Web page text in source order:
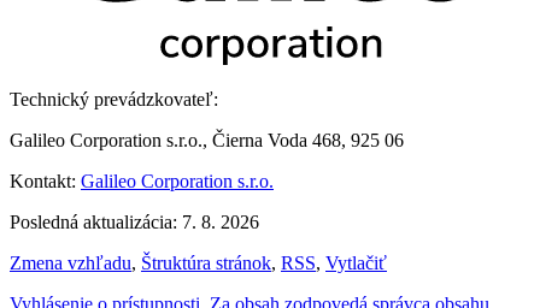
Technický prevádzkovateľ:
Galileo Corporation s.r.o., Čierna Voda 468, 925 06
Kontakt: Galileo Corporation s.r.o.
Posledná aktualizácia: 7. 8. 2026
Zmena vzhľadu, Štruktúra stránok, RSS, Vytlačiť
Vyhlásenie o prístupnosti Za obsah zodpovedá správca obsahu